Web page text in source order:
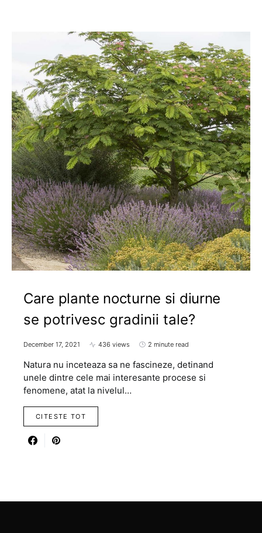
Care plante nocturne si diurne
se potrivesc gradinii tale?
December 17, 2021 436 views 2 minute read
Natura nu inceteaza sa ne fascineze, detinand
unele dintre cele mai interesante procese si
fenomene, atat la nivelul…
CITESTE TOT